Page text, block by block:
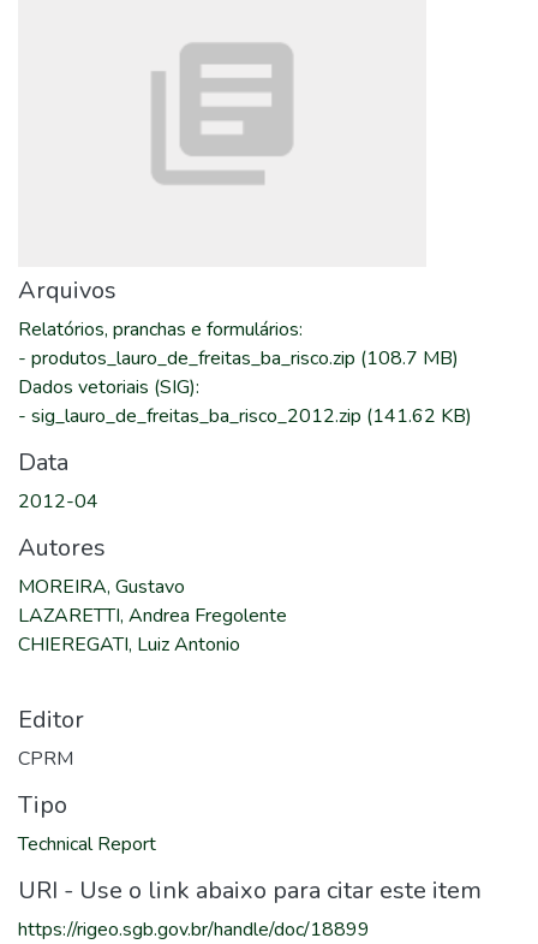
Arquivos
Relatórios, pranchas e formulários:
- produtos_lauro_de_freitas_ba_risco.zip (108.7 MB)
Dados vetoriais (SIG):
- sig_lauro_de_freitas_ba_risco_2012.zip (141.62 KB)
Data
2012-04
Autores
MOREIRA, Gustavo
LAZARETTI, Andrea Fregolente
CHIEREGATI, Luiz Antonio
Editor
CPRM
Tipo
Technical Report
URI - Use o link abaixo para citar este item
https://rigeo.sgb.gov.br/handle/doc/18899